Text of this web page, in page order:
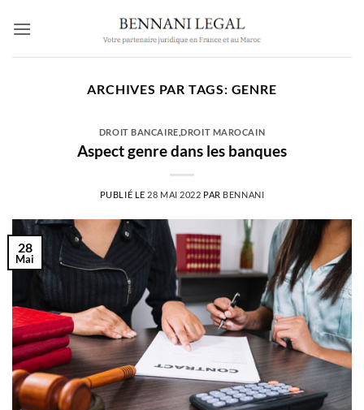
ARCHIVES PAR TAGS: GENRE
DROIT BANCAIRE ,DROIT MAROCAIN
Aspect genre dans les banques
PUBLIÉ LE 28 MAI 2022 PAR BENNANI
28
Mai